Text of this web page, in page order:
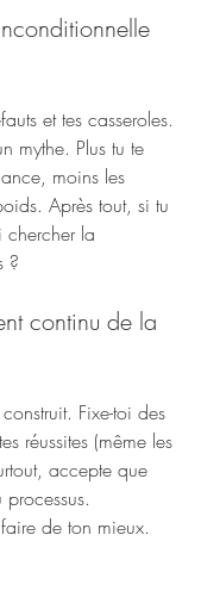
et tes casseroles.
mythe. Plus tu te
moins les
Après tout, si tu
chercher la
?
continu de la
Fixe-toi des
réussites (même les
accepte que
faire de ton mieux.